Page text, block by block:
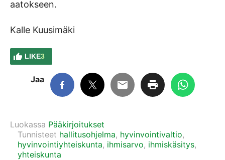
aatokseen.
Kalle Kuusimäki
LIKE3
Jaa
Luokassa Pääkirjoitukset
Tunnisteet hallitusohjelma, hyvinvointivaltio,
hyvinvointiyhteiskunta, ihmisarvo, ihmiskäsitys,
yhteiskunta